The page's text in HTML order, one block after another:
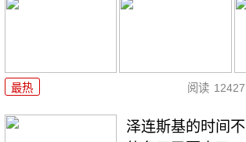
最热 阅读 12427
泽连斯基的时间